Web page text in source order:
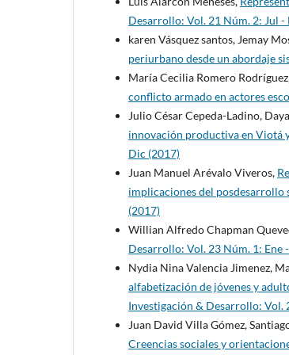
Desarrollo: Vol. 21 Núm. 2: Jul -
karen Vásquez santos, Jemay
periurbano desde un abordaje
María Cecilia Romero
conflicto armado en actores
Julio César Cepeda-Ladino,
innovación productiva en Viotá
Dic (2017)
Juan Manuel Arévalo Viveros,
implicaciones del posdesarrollo
(2017)
Willian Alfredo Chapman
Desarrollo: Vol. 23 Núm. 1: Ene
Nydia Nina Valencia Jimenez,
alfabetización de jóvenes y
Investigación & Desarrollo: Vol.
Juan David Villa Gómez,
Creencias sociales y